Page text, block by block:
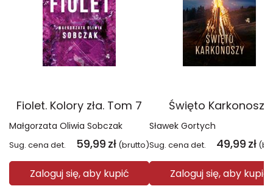
Fiolet. Kolory zła. Tom 7
Małgorzata Oliwia Sobczak
Sug. cena det. 59,99 zł (brutto)
Zaloguj się, aby kupić
Święto Karkonoszy
Sławek Gortych
Sug. cena det. 49,99 zł
Zaloguj się, aby kupić